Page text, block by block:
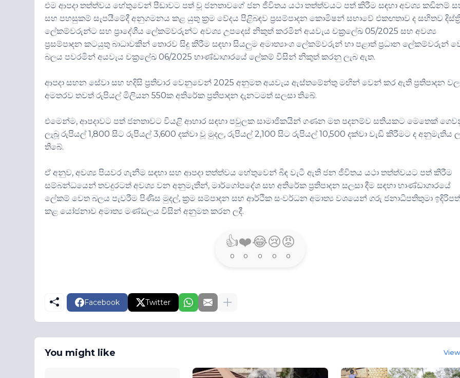
එම ආපදා තත්ත්වය හේතුවෙන් පීඩාවට පත් වූ ජනතාවගේ ජන ජීවිතය යථා තත්ත්වයට පත් කිරීම සඳහා අවශ්‍ය කඩිනම්
සහ පහසුකම් සැපයීමේදී අනුගමනය කළ යුතු ක්‍රම වේදය පිළිබඳව ප්‍රසම්පාදන කොමිෂන් සභාවේ එකඟතාව ද සහිතව
ලේකම්වරුන්ට සහ ප්‍රාදේශීය ලේකම්වරුන්ට අවශ්‍ය උපදෙස් නිකුත් කරමින් අයවැය චක්‍රලේඛ 05/2025 සහ අවශ්‍ය
ප්‍රසම්පාදන කටයුතු බාධාවකින් තොරව සිදු කිරීම සඳහා සියලුම අමාත්‍යාංශ ලේකම්වරුන් හා පළාත් ප්‍රධාන ලේකම්වරුන්
බලය පවරමින් අයවැය චක්‍රලේඛ 06/2025 භාණ්ඩාගාරයේ ලේකම් විසින් නිකුත් කරනු ලැබ ඇත.
ආපදා සහන සේවා සහ හදිසි ප්‍රතිචාර වෙනුවෙන් 2025 අනුමත අයවැය ඇස්තමේන්තු මඟින් වෙන් කර ඇති ප්‍රතිපාදන
අමතරව තවත් රුපියල් මිලියන 550ක අතිරේක ප්‍රතිපාදන දැනටමත් සලසා තිබේ.
එමෙන්ම, ආපදාවට පත් ජනතාවට වියළි ආහාර සඳහා පවුලක සාමාජිකයින් ගණන මත පදනම්ව සතියකට මෙතෙක්
ලැබූ රුපියල් 1,800 සිට රුපියල් 3,600 දක්වා වූ මුදල, රුපියල් 2,100 සිට රුපියල් 10,500 දක්වා වැඩි කිරීමට ද අනුමැතිය
තිබේ.
ඒ අනුව, අවශ්‍ය පියවර ගැනීම සඳහා සහ ආපදා තත්ත්වය හේතුවෙන් බිඳ වැටී ඇති ජන ජීවිතය යථා තත්ත්වයට පත් කිරීම
සම්බන්ධයෙන් තවදුරටත් අවශ්‍ය වන අනුමැතීන්, මාර්ගෝපදේශ සහ අතිරේක ප්‍රතිපාදන සලසා දීම සඳහා භාණ්ඩාගාරයේ
ලේකම් වෙත බලය පැවරීම පිණිස මුදල්, ක්‍රම සම්පාදන සහ ආර්ථික සංවර්ධන අමාත්‍ය වශයෙන් ගරු ජනාධිපතිතුමා
කළ යෝජනාව අමාත්‍ය මණ්ඩලය විසින් අනුමත කරන ලදී.
👍
0
❤️
0
😂
0
😢
0
😡
0
Facebook Twitter
You might like